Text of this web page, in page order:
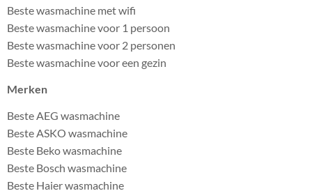
Beste wasmachine met wifi
Beste wasmachine voor 1 persoon
Beste wasmachine voor 2 personen
Beste wasmachine voor een gezin
Merken
Beste AEG wasmachine
Beste ASKO wasmachine
Beste Beko wasmachine
Beste Bosch wasmachine
Beste Haier wasmachine